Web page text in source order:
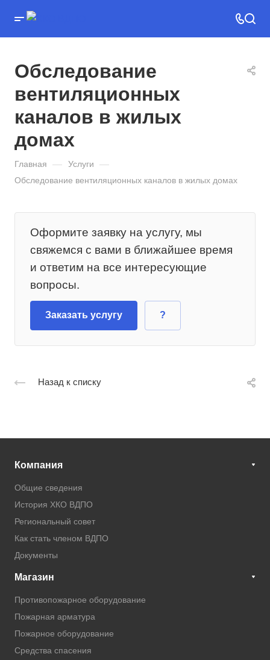
Обследование
вентиляционных
каналов в жилых
домах
Главная — Услуги —
Обследование вентиляционных каналов в жилых домах
Оформите заявку на услугу, мы
свяжемся с вами в ближайшее время
и ответим на все интересующие
вопросы.
Заказать услугу ?
Назад к списку
Компания
Общие сведения
История ХКО ВДПО
Региональный совет
Как стать членом ВДПО
Документы
Магазин
Противопожарное оборудование
Пожарная арматура
Пожарное оборудование
Средства спасения